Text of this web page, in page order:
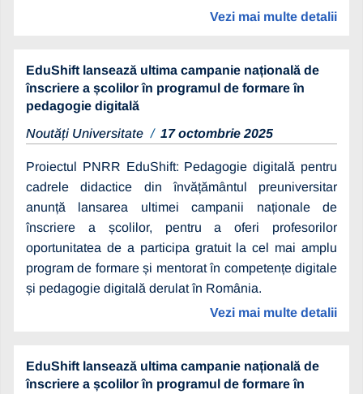
Vezi mai multe detalii
EduShift lansează ultima campanie națională de
înscriere a școlilor în programul de formare în
pedagogie digitală
Noutăți Universitate
17 octombrie 2025
Proiectul PNRR EduShift: Pedagogie digitală pentru
cadrele didactice din învățământul preuniversitar
anunță lansarea ultimei campanii naționale de
înscriere a școlilor, pentru a oferi profesorilor
oportunitatea de a participa gratuit la cel mai amplu
program de formare și mentorat în competențe digitale
și pedagogie digitală derulat în România.
Vezi mai multe detalii
EduShift lansează ultima campanie națională de
înscriere a școlilor în programul de formare în